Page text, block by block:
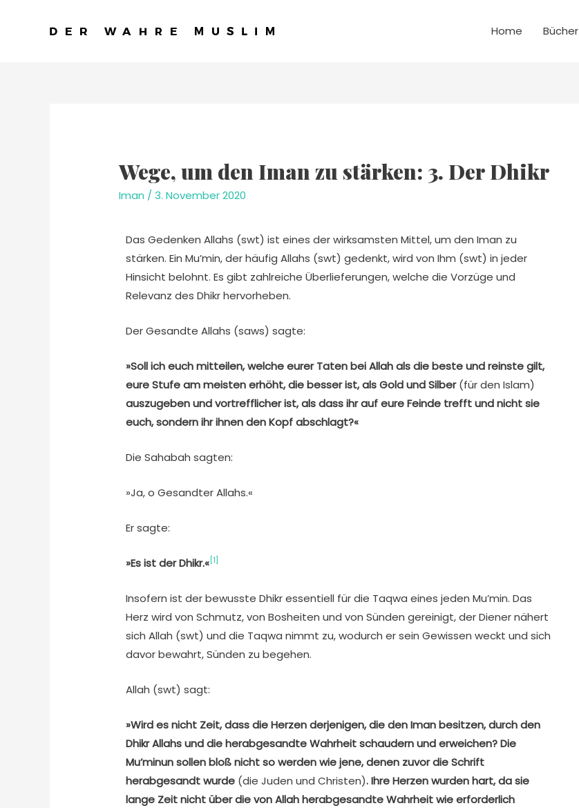
Home Bücher
Wege, um den Iman zu stärken: 3. Der Dhikr
Iman /3. November 2020
Das Gedenken Allahs (swt) ist eines der wirksamsten Mittel, um den Iman zu
stärken. Ein Mu’min, der häufig Allahs (swt) gedenkt, wird von Ihm (swt) in jeder
Hinsicht belohnt. Es gibt zahlreiche Überlieferungen, welche die Vorzüge und
Relevanz des Dhikr hervorheben.
Der Gesandte Allahs (saws) sagte:
»Soll ich euch mitteilen, welche eurer Taten bei Allah als die beste und reinste gilt,
eure Stufe am meisten erhöht, die besser ist, als Gold und Silber(für den Islam)
auszugeben und vortrefflicher ist, als dass ihr auf eure Feinde trefft und nicht sie
euch, sondern ihr ihnen den Kopf abschlagt?«
Die Sahabah sagten:
»Ja, o Gesandter Allahs.«
Er sagte:
»Es ist der Dhikr.«[1]
Insofern ist der bewusste Dhikr essentiell für die Taqwa eines jeden Mu’min. Das
Herz wird von Schmutz, von Bosheiten und von Sünden gereinigt, der Diener nähert
sich Allah (swt) und die Taqwa nimmt zu, wodurch er sein Gewissen weckt und sich
davor bewahrt, Sünden zu begehen.
Allah (swt) sagt:
»Wird es nicht Zeit, dass die Herzen derjenigen, die den Iman besitzen, durch den
Dhikr Allahs und die herabgesandte Wahrheit schaudern und erweichen? Die
Mu’minun sollen bloß nicht so werden wie jene, denen zuvor die Schrift
herabgesandt wurde (die Juden und Christen). Ihre Herzen wurden hart, da sie
lange Zeit nicht über die von Allah herabgesandte Wahrheit wie erforderlich